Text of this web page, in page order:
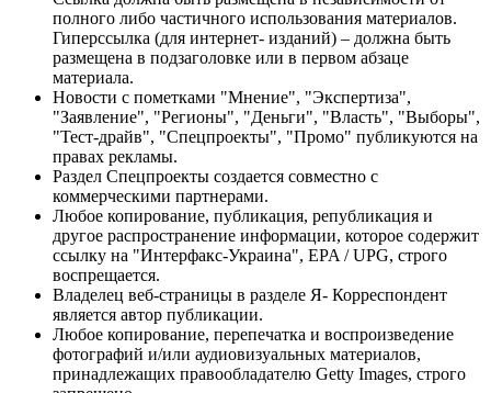
полного либо частичного использования материалов.
Гиперссылка (для интернет- изданий) – должна быть
размещена в подзаголовке или в первом абзаце
материала.
Новости с пометками "Мнение", "Экспертиза",
"Заявление", "Регионы", "Деньги", "Власть", "Выборы",
"Тест-драйв", "Спецпроекты", "Промо" публикуются на
правах рекламы.
Раздел Спецпроекты создается совместно с
коммерческими партнерами.
Любое копирование, публикация, републикация и
другое распространение информации, которое содержит
ссылку на "Интерфакс-Украина", EPA / UPG, строго
воспрещается.
Владелец веб-страницы в разделе Я- Корреспондент
является автор публикации.
Любое копирование, перепечатка и воспроизведение
фотографий и/или аудиовизуальных материалов,
принадлежащих правообладателю Getty Images, строго